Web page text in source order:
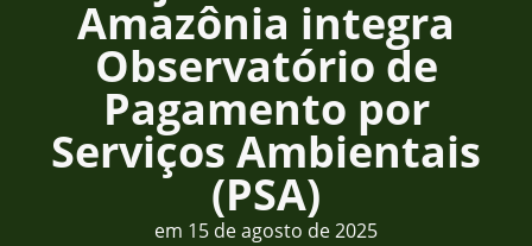
Amazônia integra
Observatório de
Pagamento por
Serviços Ambientais
(PSA)
em 15 de agosto de 2025